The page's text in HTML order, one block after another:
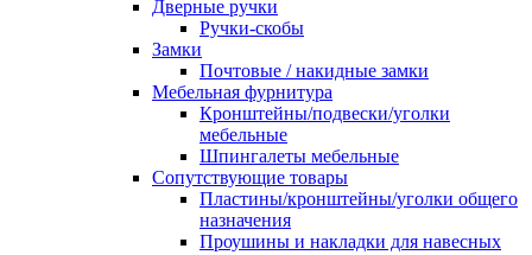
Дверные ручки
Ручки-скобы
Замки
Почтовые / накидные замки
Мебельная фурнитура
Кронштейны/подвески/уголки
мебельные
Шпингалеты мебельные
Сопутствующие товары
Пластины/кронштейны/уголки общего
назначения
Проушины и накладки для навесных